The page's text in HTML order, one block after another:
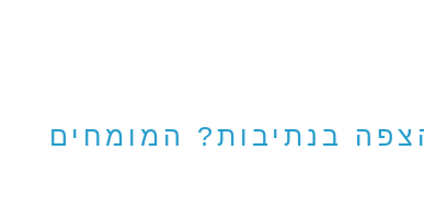
בנתיבות? המומחים